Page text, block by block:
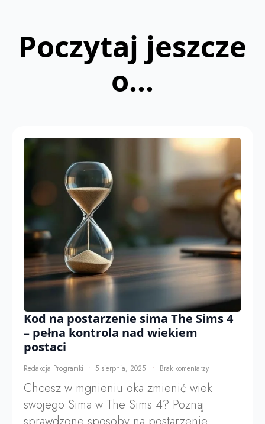
Poczytaj jeszcze
o...
Kod na postarzenie sima The Sims 4
– pełna kontrola nad wiekiem
postaci
Redakcja Programki 5 sierpnia, 2025 Brak komentarzy
Chcesz w mgnieniu oka zmienić wiek
swojego Sima w The Sims 4? Poznaj